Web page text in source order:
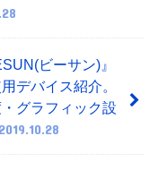
ビーサン)』
デバイス紹介。
グラフィック設
2019.10.28